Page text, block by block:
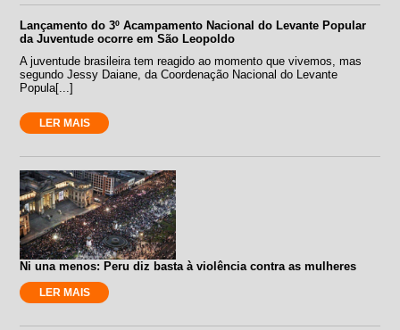
Lançamento do 3º Acampamento Nacional do Levante Popular
da Juventude ocorre em São Leopoldo
A juventude brasileira tem reagido ao momento que vivemos, mas
segundo Jessy Daiane, da Coordenação Nacional do Levante
Popula[...]
LER MAIS
Ni una menos: Peru diz basta à violência contra as mulheres
LER MAIS